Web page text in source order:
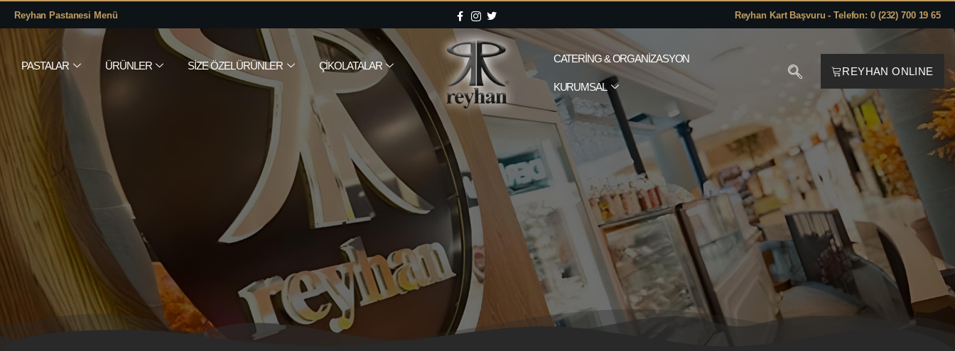
Reyhan Pastanesi Menü Reyhan Kart Başvuru - Telefon: 0 (232) 700 19 65
PASTALAR ÜRÜNLER SIZE ÖZEL ÜRÜNLER ÇIKOLATALAR
CATERING & ORGANIZASYON
KURUMSAL
REYHAN ONLINE